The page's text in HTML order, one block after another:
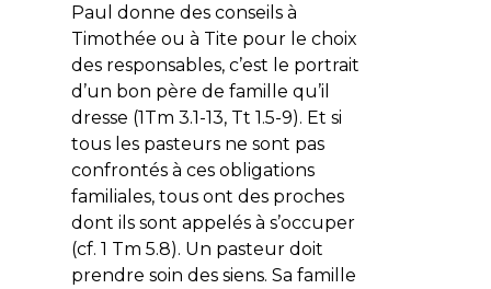
Paul donne des conseils à
Timothée ou à Tite pour le choix
des responsables, c’est le portrait
d’un bon père de famille qu’il
dresse (1Tm 3.1-13, Tt 1.5-9). Et si
tous les pasteurs ne sont pas
confrontés à ces obligations
familiales, tous ont des proches
dont ils sont appelés à s’occuper
(cf. 1 Tm 5.8). Un pasteur doit
prendre soin des siens. Sa famille